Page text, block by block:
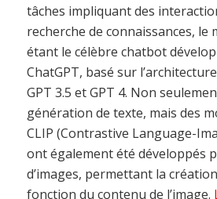
tâches impliquant des
recherche de connaissances, le
étant le célèbre chatbot
ChatGPT, basé sur
GPT 3.5 et GPT 4. Non
génération de texte, mais des
CLIP (Contrastive Language-
ont également été développés
d’images, permettant la
fonction du contenu de l’image.